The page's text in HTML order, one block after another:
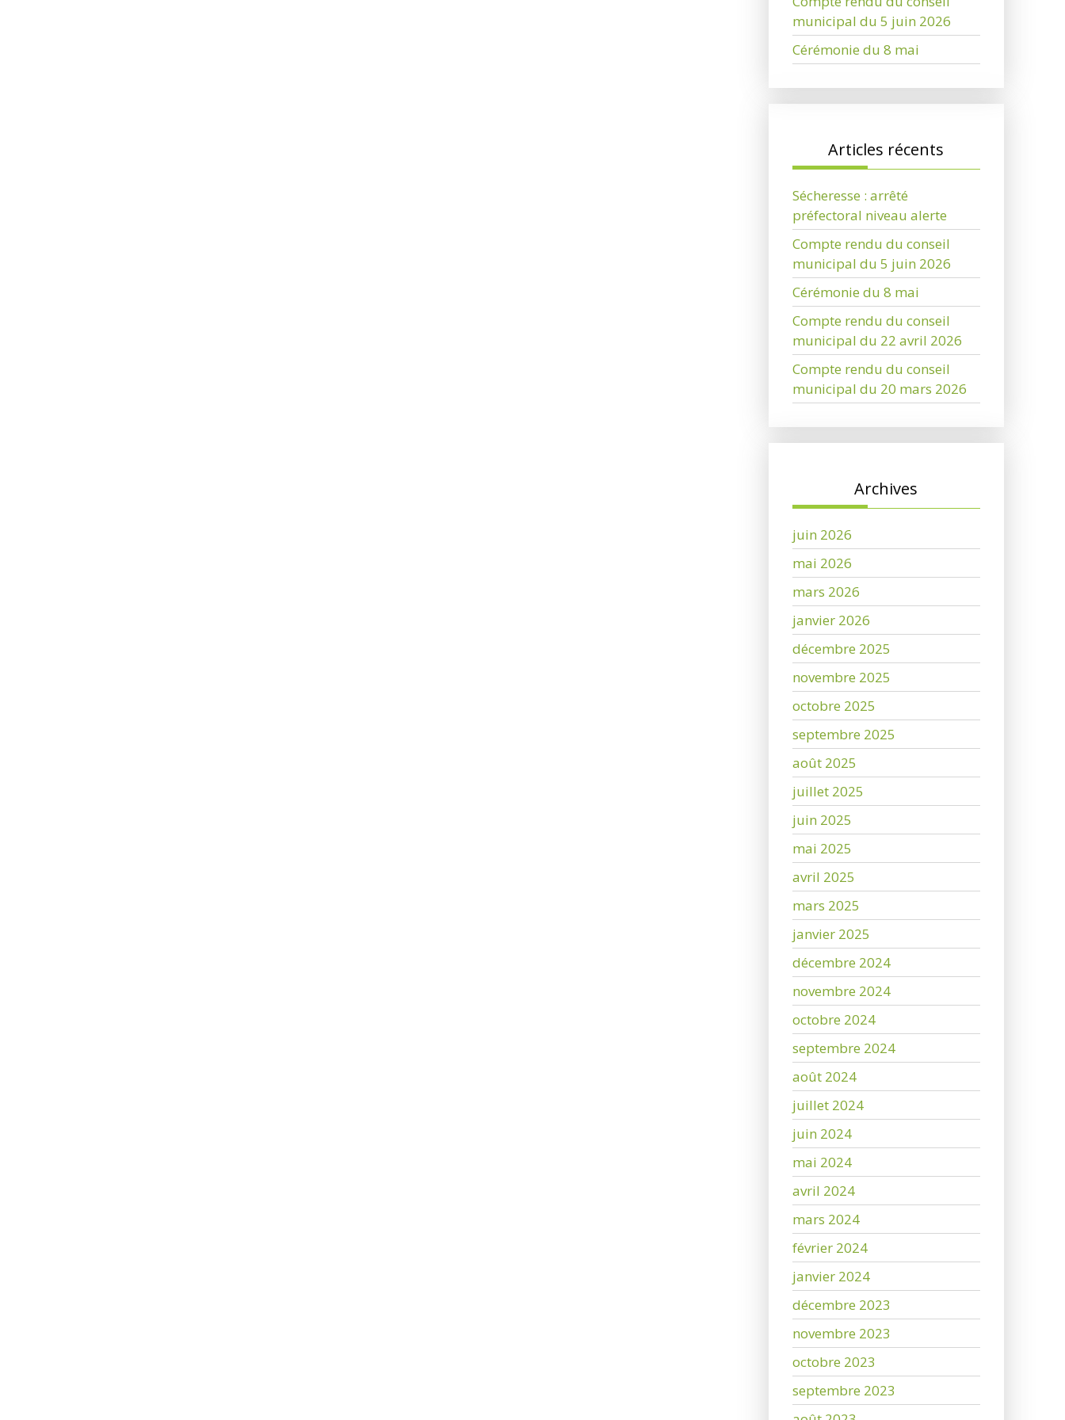
municipal du 5 juin 2026
Cérémonie du 8 mai
Articles récents
Sécheresse : arrêté
préfectoral niveau alerte
Compte rendu du conseil
municipal du 5 juin 2026
Cérémonie du 8 mai
Compte rendu du conseil
municipal du 22 avril 2026
Compte rendu du conseil
municipal du 20 mars 2026
Archives
juin 2026
mai 2026
mars 2026
janvier 2026
décembre 2025
novembre 2025
octobre 2025
septembre 2025
août 2025
juillet 2025
juin 2025
mai 2025
avril 2025
mars 2025
janvier 2025
décembre 2024
novembre 2024
octobre 2024
septembre 2024
août 2024
juillet 2024
juin 2024
mai 2024
avril 2024
mars 2024
février 2024
janvier 2024
décembre 2023
novembre 2023
octobre 2023
septembre 2023